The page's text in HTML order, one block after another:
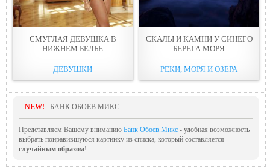
СМУГЛАЯ ДЕВУШКА В
НИЖНEМ БЕЛЬЕ
ДЕВУШКИ
СКАЛЫ И КАМНИ У СИНЕГО
БЕРЕГА МОPЯ
РЕКИ, МОРЯ И ОЗЕРА
NEW! БАНК ОБОЕВ.МИКС
Представляем Вашему вниманию Банк Обоев.Микс - удобная возможность
выбрать понравившуюся картинку из списка, который составляется
случайным образом!